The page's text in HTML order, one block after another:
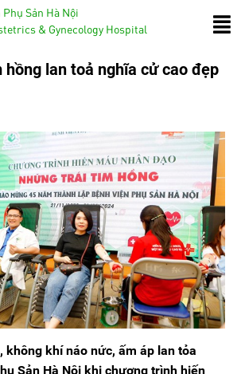
Sản Hà Nội
& Gynecology Hospital
lan toả nghĩa cử cao đẹp
không khí náo nức, ấm áp lan tỏa
Sản Hà Nội khi chương trình hiến